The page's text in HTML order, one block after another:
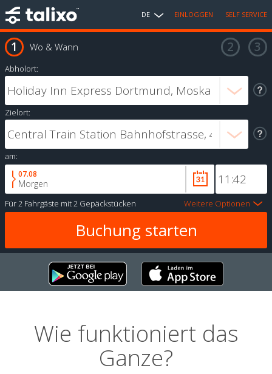
DE EINLOGGEN SELF SERVICE
Wo & Wann
Abholort:
Zielort:
am:
07.08
Morgen
Für2 Fahrgäste mit2 Gepäckstücken Weitere Optionen
Wie funktioniert das
Ganze?